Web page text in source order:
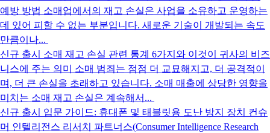
예방 방법 소매업에서의 재고 손실은 사업을 소유하고 운영하는
데 있어 피할 수 없는 부분입니다. 새로운 기술이 개발되는 속도
만큼이나...
신규 출시
소매 재고 손실 관련 통계 6가지와 이것이 귀사의 비즈
니스에 주는 의미
소매 범죄는 점점 더 교묘해지고, 더 공격적이
며, 더 큰 손실을 초래하고 있습니다. 소매 매출에 상당한 영향을
미치는 소매 재고 손실은 계속해서...
신규 출시
입문 가이드: 휴대폰 및 태블릿용 도난 방지 장치
컨슈
머 인텔리전스 리서치 파트너스(Consumer Intelligence Research